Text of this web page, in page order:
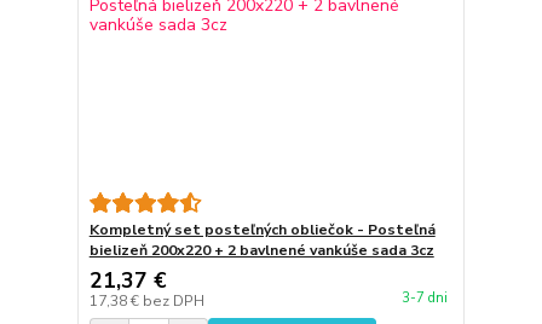
Kompletný set posteľných obliečok - Posteľná
bielizeň 200x220 + 2 bavlnené vankúše sada 3cz
21,37 €
17,38 € bez DPH 3-7 dni